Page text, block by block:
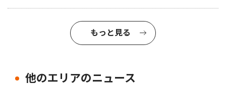
もっと見る
他のエリアのニュース